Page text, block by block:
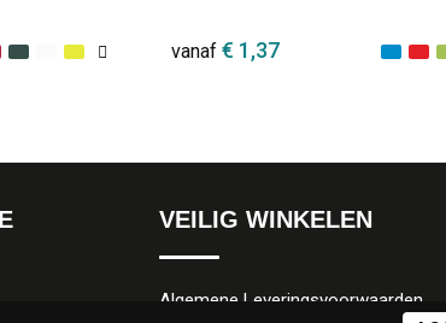
vanaf € 1,37
VEILIG WINKELEN
Algemene Leveringsvoorwaarden